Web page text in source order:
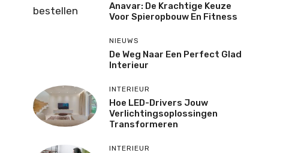
Anavar: De Krachtige Keuze
Voor Spieropbouw En Fitness
NIEUWS
De Weg Naar Een Perfect Glad
Interieur
INTERIEUR
Hoe LED-Drivers Jouw
Verlichtingsoplossingen
Transformeren
INTERIEUR